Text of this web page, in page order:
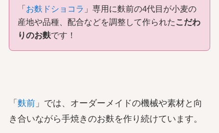
「 お麩ドショコラ 」専用に麩前の4代目が小麦の
産地や品種、配合などを調整して作られた こだわ
りのお麩です！
「 麩前」では、オーダーメイドの機械や素材と向
き合いながら手焼きのお麩を作り続けています。